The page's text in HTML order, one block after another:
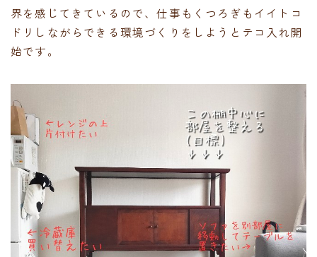
界を感じてきているので、仕事もくつろぎもイイトコ
ドリしながらできる環境づくりをしようとテコ入れ開
始です。